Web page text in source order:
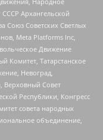
Архангельской
Союз Советских Светлых
Meta Platforms Inc,
Движение
Комитет, Татарстанское
Невоград,
Верховный Совет
Республики, Конгресс
совета народных
объединение,